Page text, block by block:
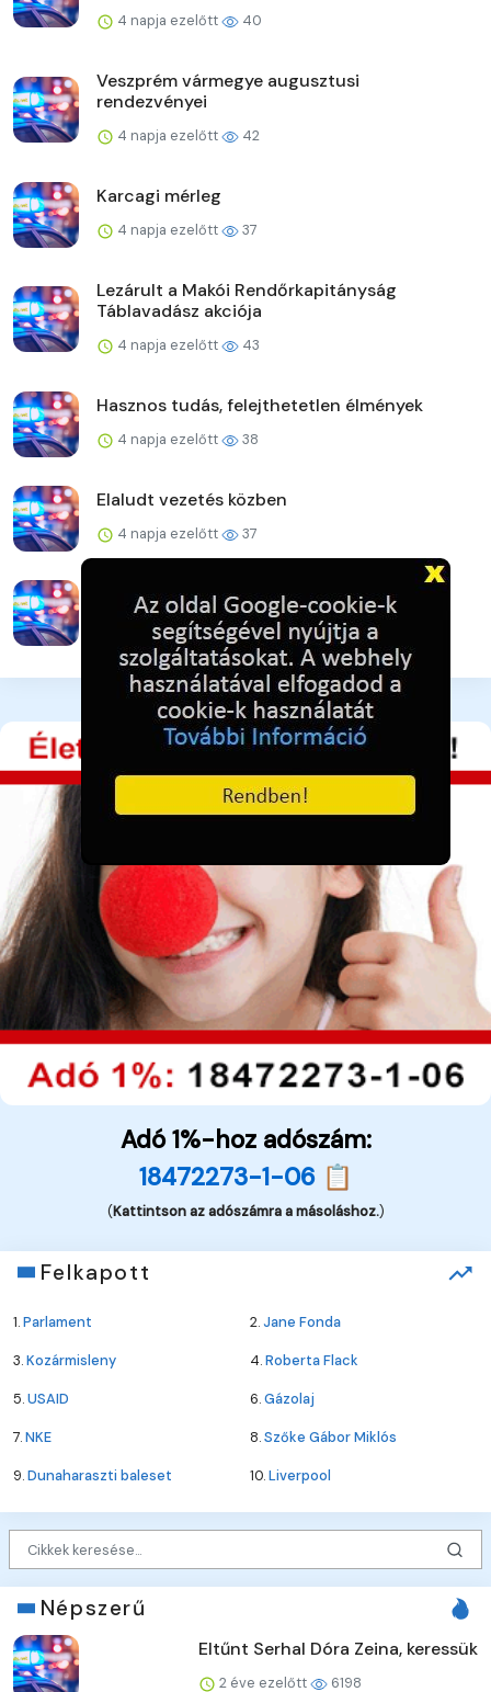
4 napja ezelőtt 40
Veszprém vármegye augusztusi
rendezvényei
4 napja ezelőtt 42
Karcagi mérleg
4 napja ezelőtt 37
Lezárult a Makói Rendőrkapitányság
Táblavadász akciója
4 napja ezelőtt 43
Hasznos tudás, felejthetetlen élmények
4 napja ezelőtt 38
Elaludt vezetés közben
4 napja ezelőtt 37
Újabb online csalás – 32 millió forint a kár
4 napja ezelőtt 42
Adó 1%-hoz adószám:
18472273-1-06 📋
(Kattintson az adószámra a másoláshoz.)
Felkapott
1.Parlament 2.Jane Fonda
3.Kozármisleny 4.Roberta Flack
5.USAID 6.Gázolaj
7.NKE 8.Szőke Gábor Miklós
9.Dunaharaszti baleset 10.Liverpool
Népszerű
Eltűnt Serhal Dóra Zeina, keressük
2 éve ezelőtt 6198